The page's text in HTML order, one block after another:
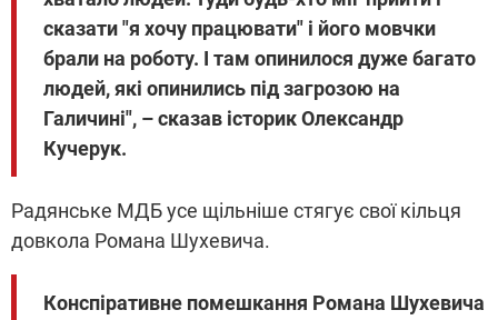
сказати "я хочу працювати" і його мовчки
брали на роботу. І там опинилося дуже багато
людей, які опинились під загрозою на
Галичині", – сказав історик Олександр
Кучерук.
Радянське МДБ усе щільніше стягує свої кільця
довкола Романа Шухевича.
Конспіративне помешкання Романа Шухевича